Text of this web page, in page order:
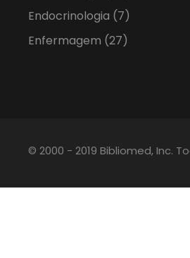
Endocrinologia (7)
Enfermagem (27)
© 2000 - 2019 Bibliomed, Inc.